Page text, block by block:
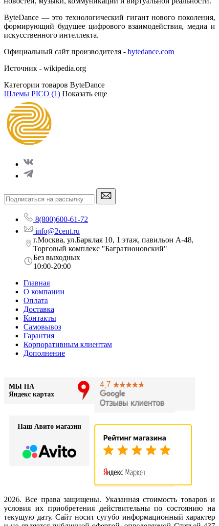
ByteDance — это технологический гигант нового поколения,
формирующий будущее цифрового взаимодействия, медиа и
искусственного интеллекта.
Официальный сайт производителя - bytedance.com
Источник - wikipedia.org
Категории товаров ByteDance
Шлемы PICO (1) Показать еще
8(800)600-61-72
info@2cent.ru
г.Москва, ул.Барклая 10, 1 этаж, павильон А-48,
Торговый комплекс "Багратионовский"
Без выходных
10:00-20:00
Главная
О компании
Оплата
Доставка
Контакты
Самовывоз
Гарантия
Корпоративным клиентам
Дополнение
МЫ НА
Яндекс картах
Наш Авито магазин
2026. Все права защищены. Указанная стоимость товаров и
условия их приобретения действительны по состоянию на
текущую дату. Сайт носит сугубо информационный характер